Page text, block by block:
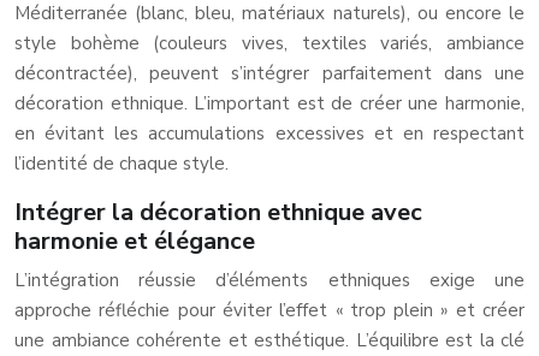
Méditerranée (blanc, bleu, matériaux naturels), ou encore le
style bohème (couleurs vives, textiles variés, ambiance
décontractée), peuvent s’intégrer parfaitement dans une
décoration ethnique. L’important est de créer une harmonie,
en évitant les accumulations excessives et en respectant
l’identité de chaque style.
Intégrer la décoration ethnique avec
harmonie et élégance
L’intégration réussie d’éléments ethniques exige une
approche réfléchie pour éviter l’effet « trop plein » et créer
une ambiance cohérente et esthétique. L’équilibre est la clé